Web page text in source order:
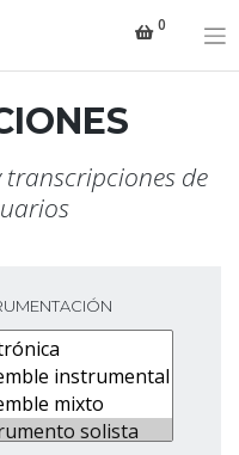
0
transcripciones de